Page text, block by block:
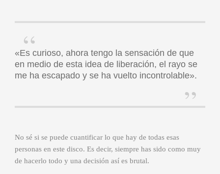
«Es curioso, ahora tengo la sensación de que
en medio de esta idea de liberación, el rayo se
me ha escapado y se ha vuelto incontrolable».
No sé si se puede cuantificar lo que hay de todas esas
personas en este disco. Es decir, siempre has sido como muy
de hacerlo todo y una decisión así es brutal.